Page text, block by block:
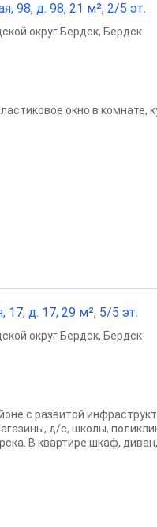
98, д. 98, 21 м², 2/5 эт.
округ Бердск, Бердск
окно в комнате,
17, д. 17, 29 м², 5/5 эт.
округ Бердск, Бердск
с pазвитой
д/с, школы,
B квартирe шкаф, диван,